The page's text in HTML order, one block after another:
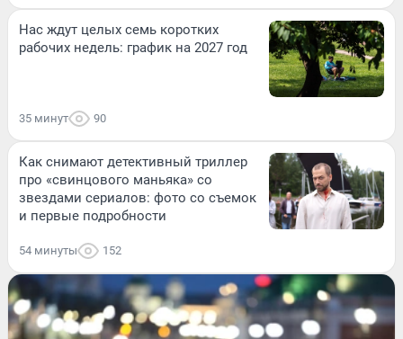
Нас ждут целых семь коротких
рабочих недель: график на 2027 год
35 минут 90
Как снимают детективный триллер
про «свинцового маньяка» со
звездами сериалов: фото со съемок
и первые подробности
54 минуты 152